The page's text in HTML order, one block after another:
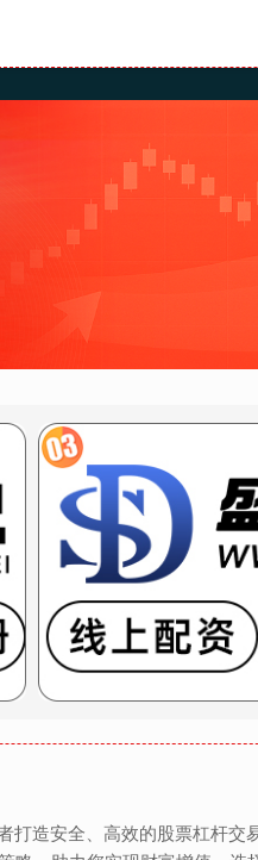
造安全、高效的股票杠杆交